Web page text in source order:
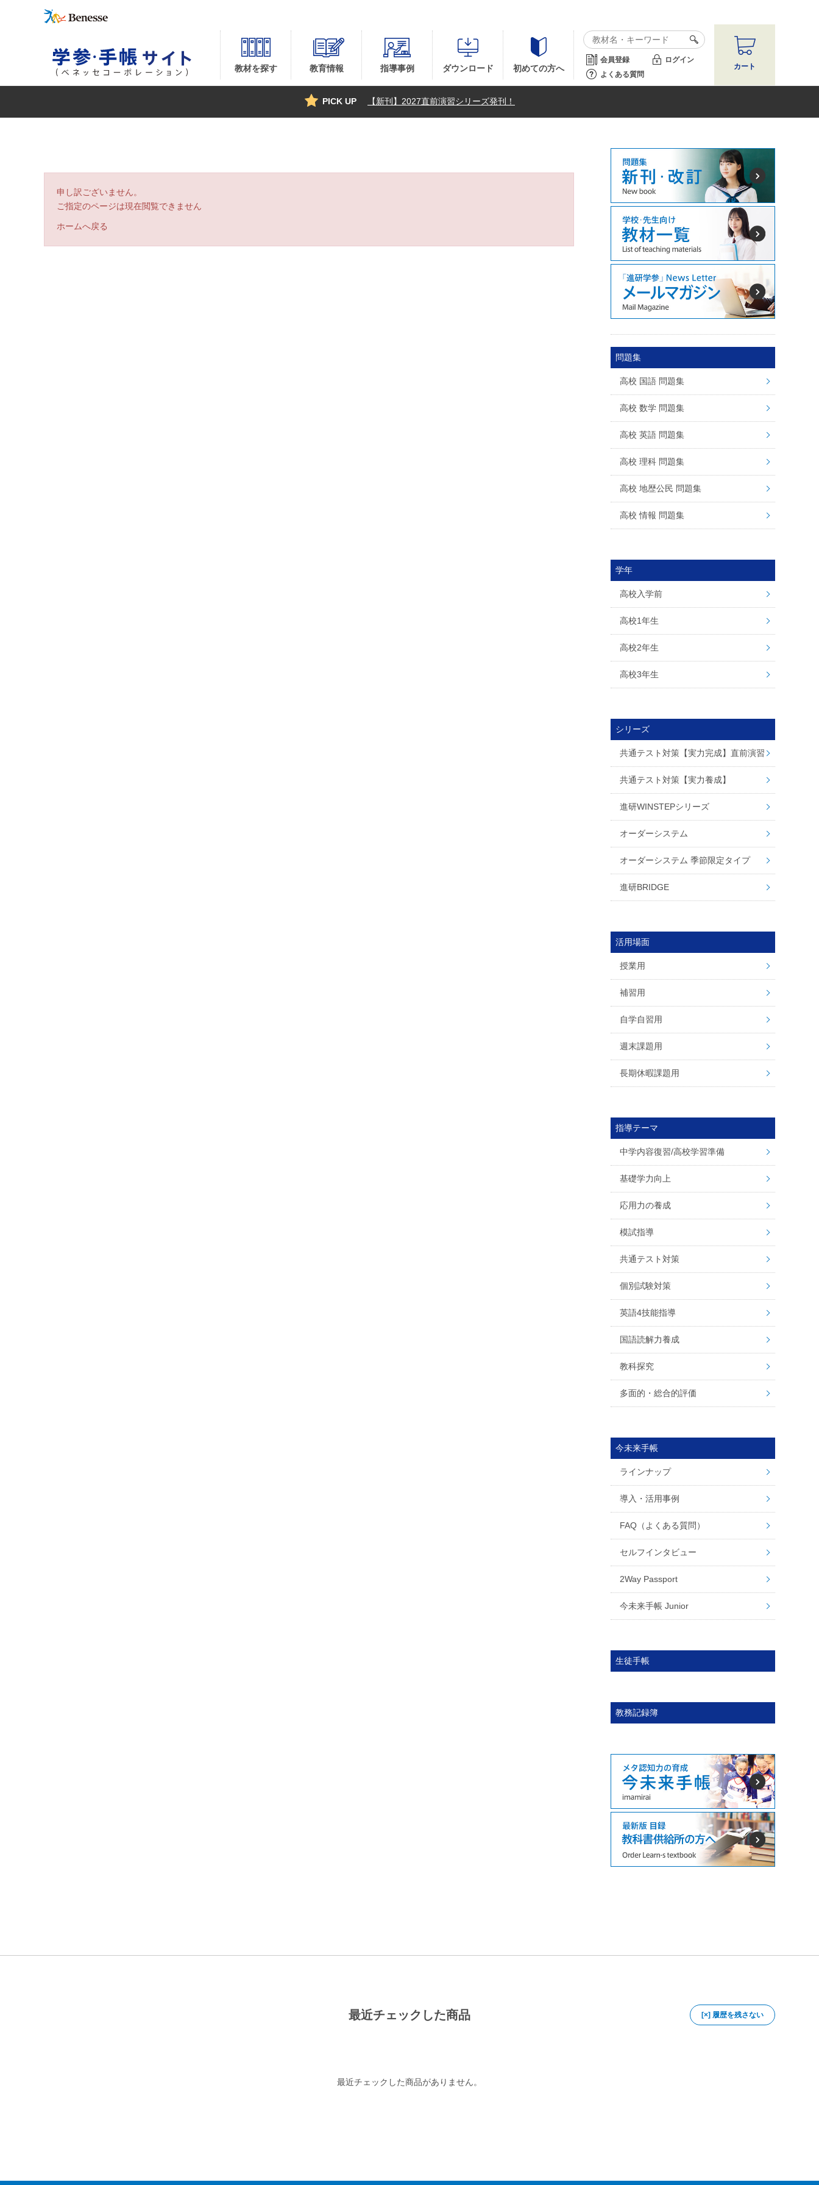
教材を探す 教育情報 指導事例 ダウンロード 初めての方へ
会員登録
ログイン
よくある質問
カート
PICK UP 【新刊】2027直前演習シリーズ発刊！
問題集
高校 国語 問題集
高校 数学 問題集
高校 英語 問題集
高校 理科 問題集
高校 地歴公民 問題集
高校 情報 問題集
学年
高校入学前
高校1年生
高校2年生
高校3年生
シリーズ
共通テスト対策【実力完成】直前演習
共通テスト対策【実力養成】
進研WINSTEPシリーズ
オーダーシステム
オーダーシステム 季節限定タイプ
進研BRIDGE
活用場面
授業用
補習用
自学自習用
週末課題用
長期休暇課題用
指導テーマ
中学内容復習/高校学習準備
基礎学力向上
応用力の養成
模試指導
共通テスト対策
個別試験対策
英語4技能指導
国語読解力養成
教科探究
多面的・総合的評価
今未来手帳
ラインナップ
導入・活用事例
FAQ（よくある質問）
セルフインタビュー
2Way Passport
今未来手帳 Junior
生徒手帳
教務記録簿
申し訳ございません。
ご指定のページは現在閲覧できません
ホームへ戻る
最近チェックした商品
最近チェックした商品がありません。
[×] 履歴を残さない